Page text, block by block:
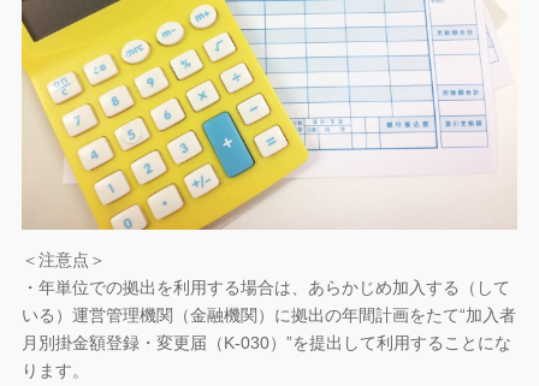
＜注意点＞
・年単位での拠出を利用する場合は、あらかじめ加入する（して
いる）運営管理機関（金融機関）に拠出の年間計画をたて“加入者
月別掛金額登録・変更届（K-030）”を提出して利用することにな
ります。